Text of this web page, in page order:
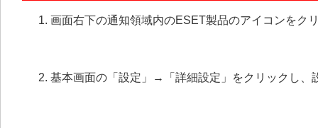
画面右下の通知領域内のESET製品のアイコンをク
基本画面の「設定」→「詳細設定」をクリックし、